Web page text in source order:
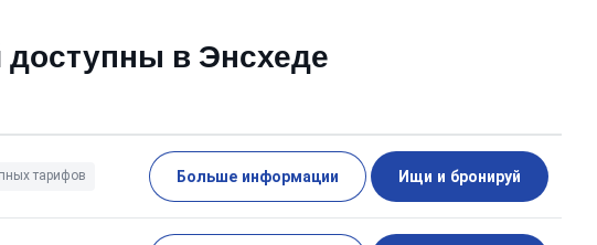
в Энсхеде
тарифов Больше информации Ищи и бронируй